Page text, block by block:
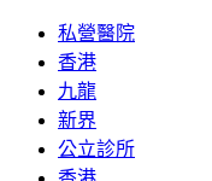
私營醫院
香港
九龍
新界
公立診所